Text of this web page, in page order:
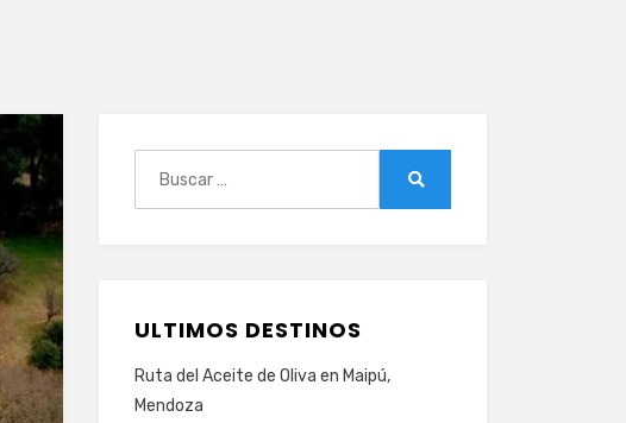
ULTIMOS DESTINOS
Ruta del Aceite de Oliva en Maipú,
Mendoza